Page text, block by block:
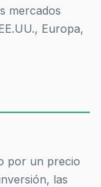
mercados
Europa,
por un precio
las